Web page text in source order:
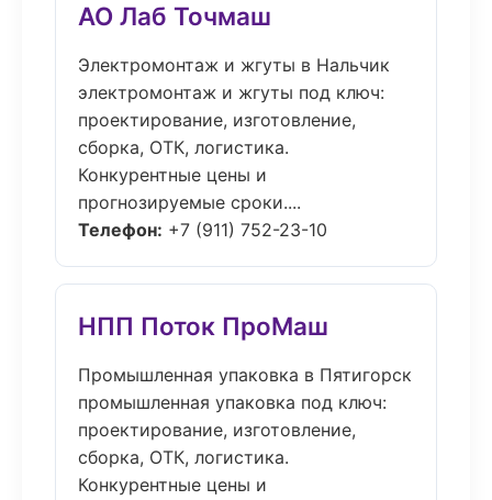
АО Лаб Точмаш
Электромонтаж и жгуты в Нальчик
электромонтаж и жгуты под ключ:
проектирование, изготовление,
сборка, ОТК, логистика.
Конкурентные цены и
прогнозируемые сроки....
Телефон: +7 (911) 752-23-10
НПП Поток ПроМаш
Промышленная упаковка в Пятигорск
промышленная упаковка под ключ:
проектирование, изготовление,
сборка, ОТК, логистика.
Конкурентные цены и